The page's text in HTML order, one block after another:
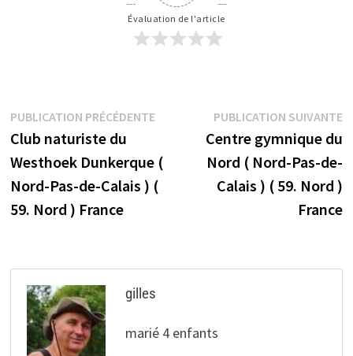
Évaluation de l'article
Navigation
de
l’article
PUBLICATION PRÉCÉDENTEPublication
précédente :
Club naturiste du
Westhoek Dunkerque (
Nord-Pas-de-Calais ) (
59. Nord ) France
PUBLICATION SUIVANTE
Centre gymnique du
Nord ( Nord-Pas-de-
Calais ) ( 59. Nord )
France
gilles
marié 4 enfants